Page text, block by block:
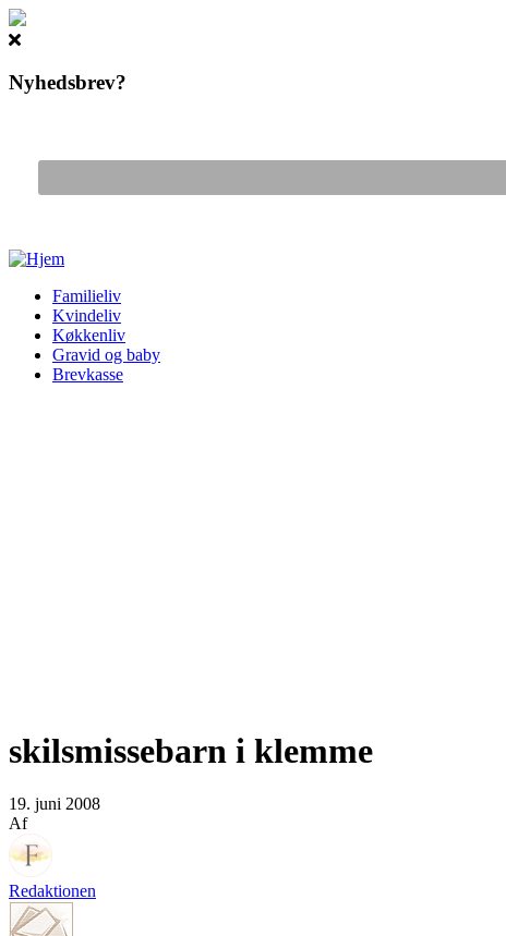
Nyhedsbrev?
Gå til hovedindhold
Familieliv
Kvindeliv
Køkkenliv
Gravid og baby
Brevkasse
skilsmissebarn i klemme
19. juni 2008
Af
Redaktionen